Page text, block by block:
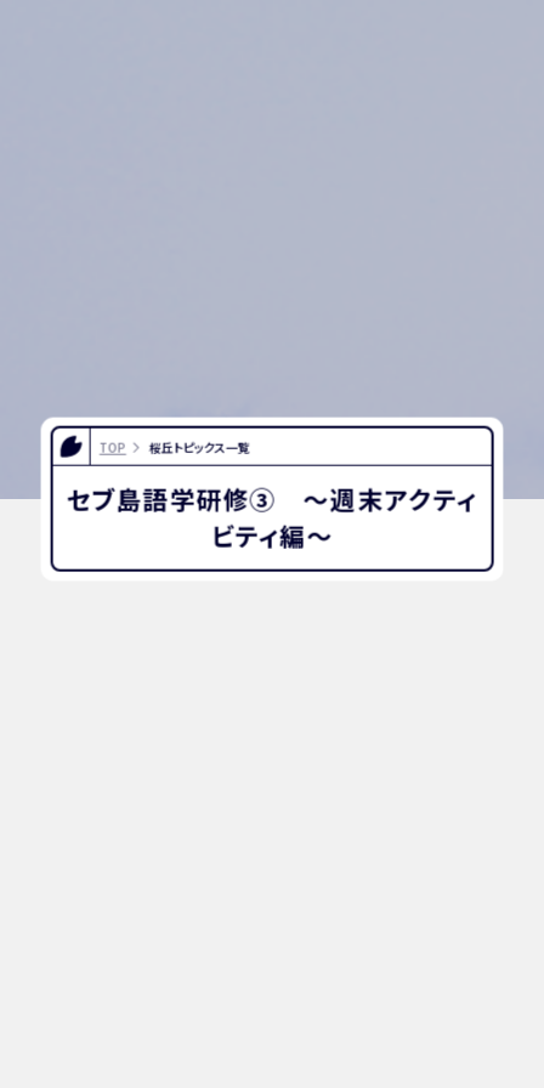
TOP 桜丘トピックス一覧
セブ島語学研修③ 〜週末アクティ
ビティ編〜